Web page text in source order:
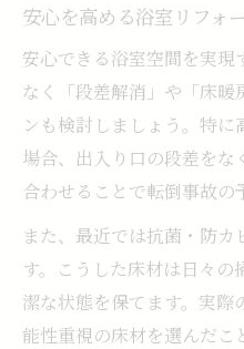
安心を高める浴室リフォ
安心できる浴室空間を実
なく「段差解消」や「床暖
ンも検討しましょう。特
場合、出入り口の段差を
合わせることで転倒事故の
また、最近では抗菌・防
す。こうした床材は日々
潔な状態を保てます。実
能性重視の床材を選んだこ